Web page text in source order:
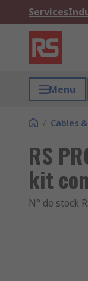
Services
Menu
/ Cables
RS
kit
N° de stock